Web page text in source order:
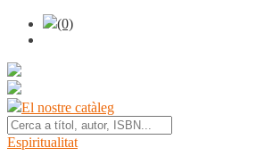
(0)
El nostre catàleg
Espiritualitat